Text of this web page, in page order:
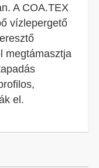
A COA.TEX
vízlepergető
megtámasztja
el.